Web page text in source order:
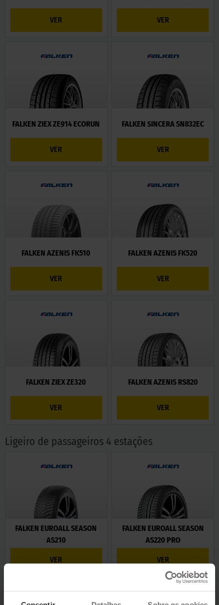
VER VER
FALKEN ZIEX ZE914 ECORUN
VER
FALKEN SINCERA SN832EC
VER
FALKEN AZENIS FK510
VER
FALKEN AZENIS FK520
VER
FALKEN ZIEX ZE320
VER
FALKEN AZENIS RS820
VER
Ligeiro de passageiros 4 estações
FALKEN EUROALL SEASON
AS210
VER
FALKEN EUROALL SEASON
AS220 PRO
VER